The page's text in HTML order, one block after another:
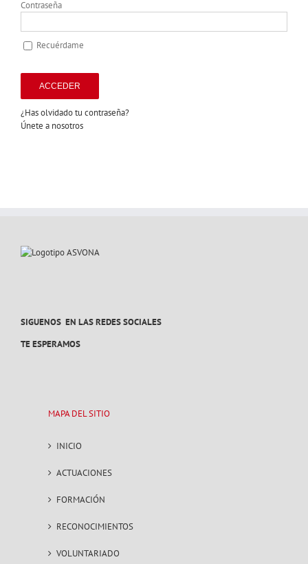
Contraseña
Recuérdame
¿Has olvidado tu contraseña?
Únete a nosotros
SIGUENOS EN LAS REDES SOCIALES
TE ESPERAMOS
MAPA DEL SITIO
INICIO
ACTUACIONES
FORMACIÓN
RECONOCIMIENTOS
VOLUNTARIADO